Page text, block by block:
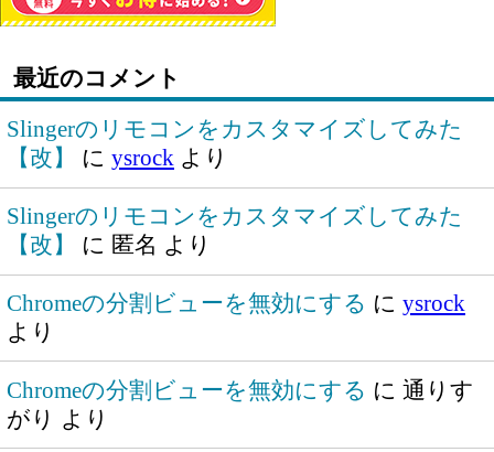
最近のコメント
Slingerのリモコンをカスタマイズしてみた
【改】
に ysrockより
Slingerのリモコンをカスタマイズしてみた
【改】
に 匿名 より
Chromeの分割ビューを無効にする に ysrock
より
Chromeの分割ビューを無効にする に 通りす
がり より